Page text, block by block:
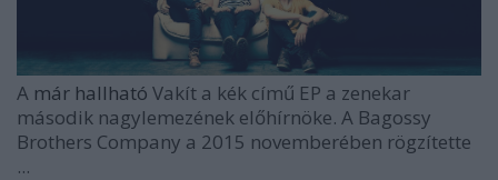
A már hallható Vakít a kék című EP a zenekar
második nagylemezének előhírnöke. A Bagossy
Brothers Company a 2015 novemberében rögzítette
...